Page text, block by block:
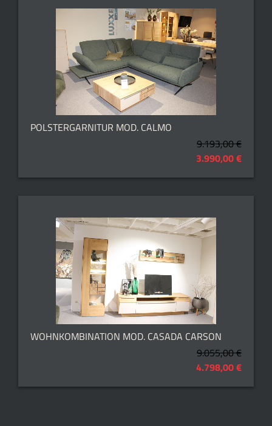
POLSTERGARNITUR MOD. CALMO
9.193,00 €
3.990,00 €
WOHNKOMBINATION MOD. CASADA CARSON
9.055,00 €
4.798,00 €